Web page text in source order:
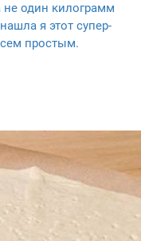
не один килограмм
я этот супер-
простым.